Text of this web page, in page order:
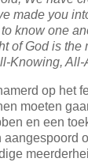
made you
know one
of God is the
Knowing, All-
op het
moeten
en een